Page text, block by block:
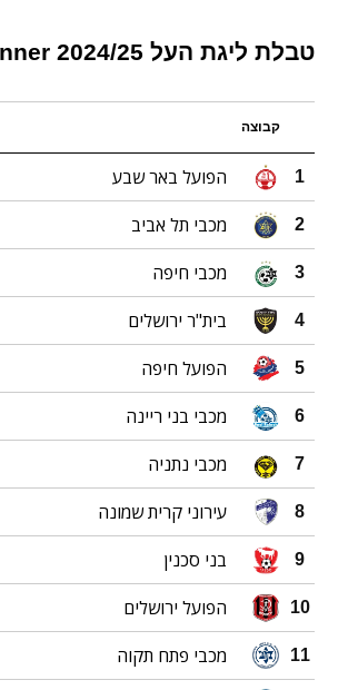
טבלת ליגת העל Winner 2024/25
קבוצה
1 הפועל באר שבע
2 מכבי תל אביב
3 מכבי חיפה
4 בית"ר ירושלים
5 הפועל חיפה
6 מכבי בני ריינה
7 מכבי נתניה
8 עירוני קרית שמונה
9 בני סכנין
10 הפועל ירושלים
11 מכבי פתח תקוה